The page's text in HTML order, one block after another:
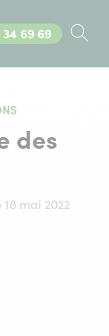
nous au
34 69 69
des
mai 2022